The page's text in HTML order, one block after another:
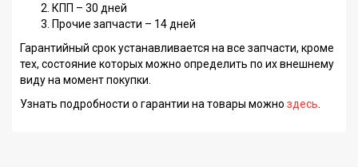
КПП – 30 дней
Прочие запчасти – 14 дней
Гарантийный срок устанавливается на все запчасти, кроме
тех, состояние которых можно определить по их внешнему
виду на момент покупки.
Узнать подробности о гарантии на товары можно здесь.